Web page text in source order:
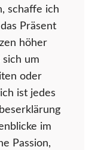
schaffe ich
Präsent
höher
sich um
oder
ist jedes
im
Passion,